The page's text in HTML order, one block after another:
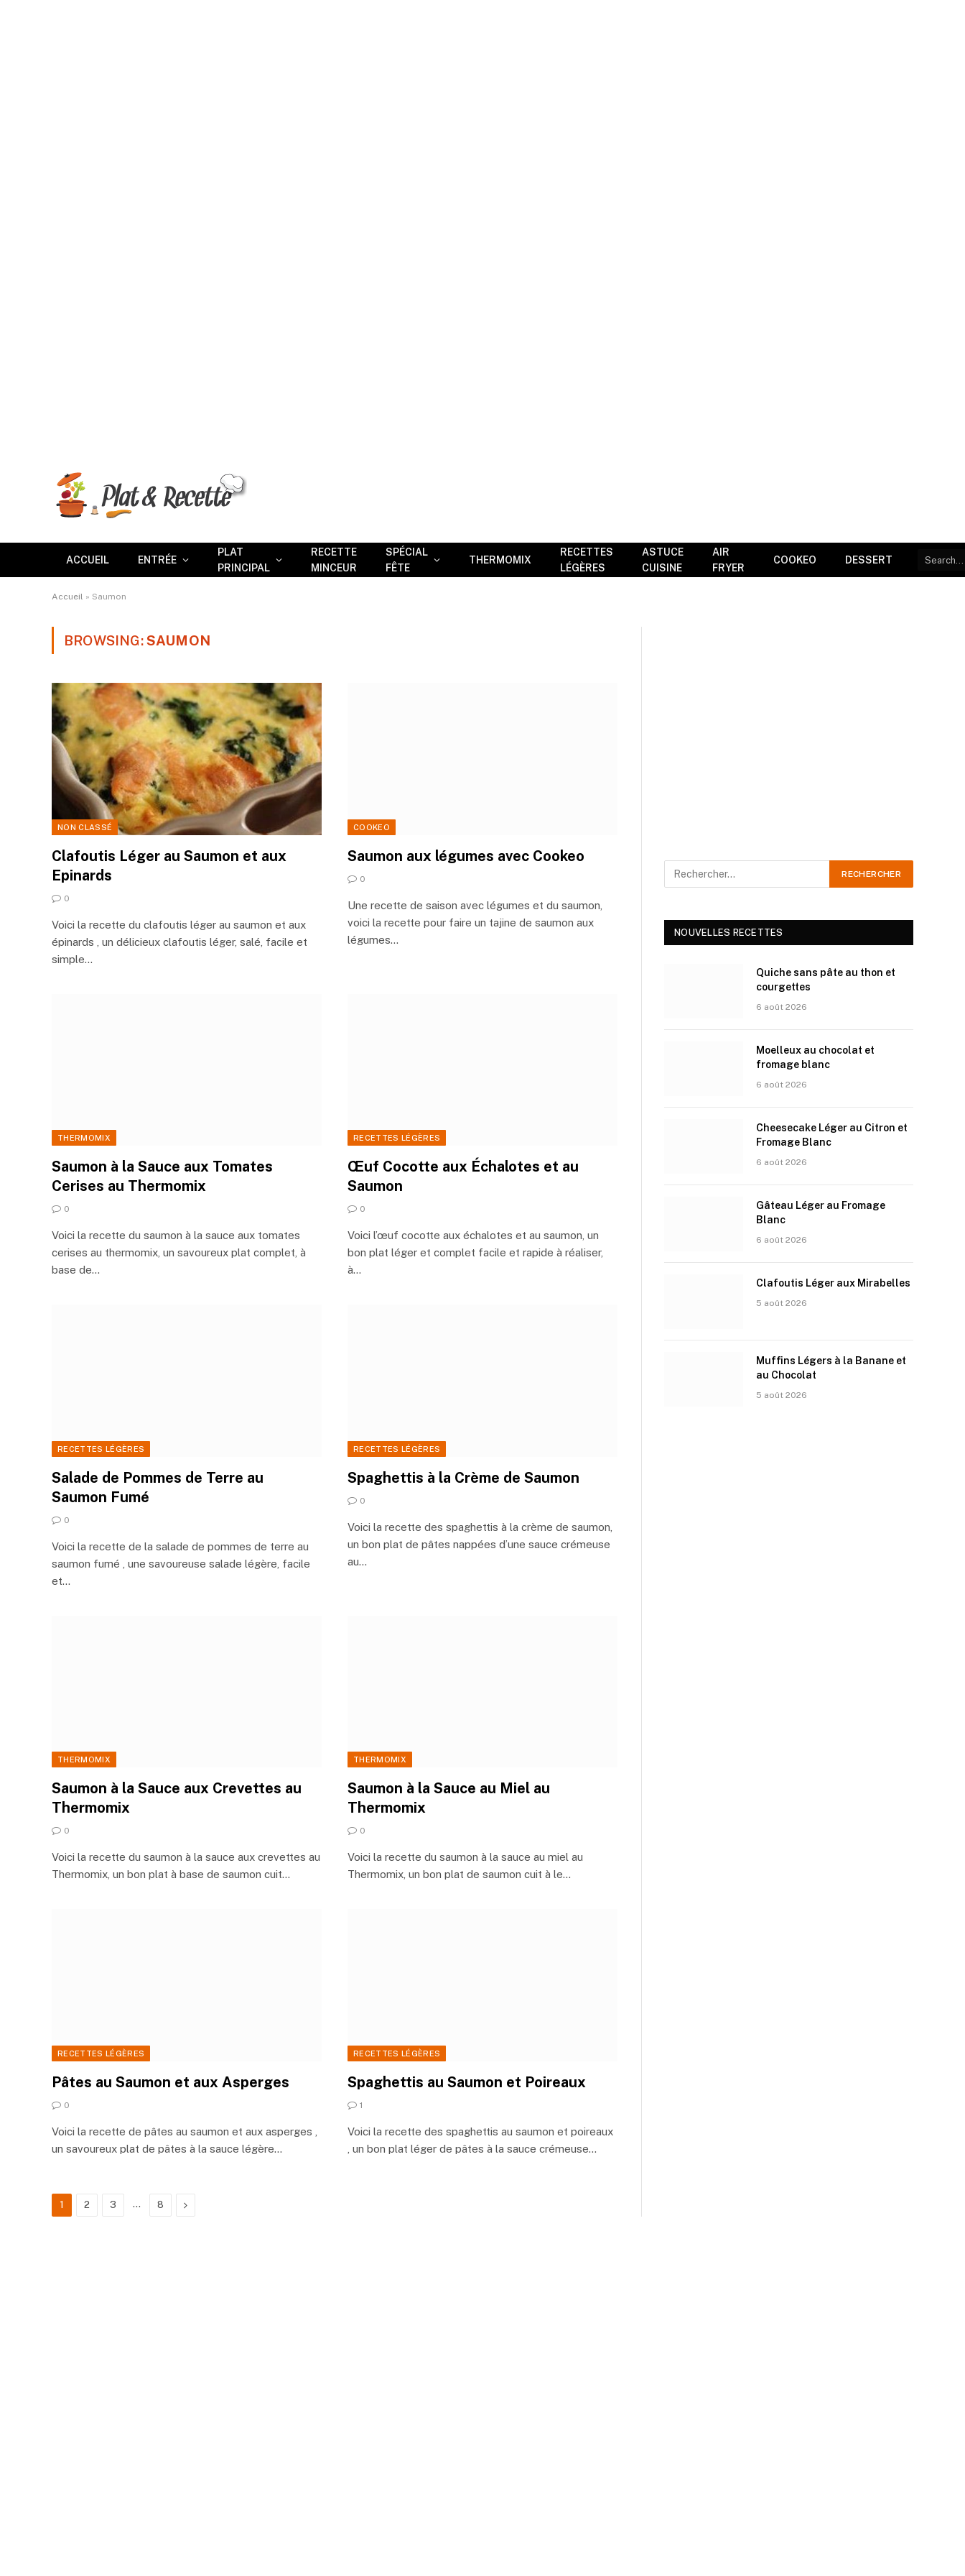
ACCUEIL ENTRÉE
PLAT
PRINCIPAL
RECETTE
MINCEUR
SPÉCIAL
FÊTE
THERMOMIX
RECETTES
LÉGÈRES
ASTUCE
CUISINE
AIR
FRYER
COOKEO DESSERT
Accueil » Saumon
BROWSING:SAUMON
NON CLASSÉ
Clafoutis Léger au Saumon et aux
Epinards
0
Voici la recette du clafoutis léger au saumon et aux
épinards , un délicieux clafoutis léger, salé, facile et
simple…
COOKEO
Saumon aux légumes avec Cookeo
0
Une recette de saison avec légumes et du saumon,
voici la recette pour faire un tajine de saumon aux
légumes…
THERMOMIX
Saumon à la Sauce aux Tomates
Cerises au Thermomix
0
Voici la recette du saumon à la sauce aux tomates
cerises au thermomix, un savoureux plat complet, à
base de…
RECETTES LÉGÈRES
Œuf Cocotte aux Échalotes et au
Saumon
0
Voici l’œuf cocotte aux échalotes et au saumon, un
bon plat léger et complet facile et rapide à réaliser,
à…
RECETTES LÉGÈRES
Salade de Pommes de Terre au
Saumon Fumé
0
Voici la recette de la salade de pommes de terre au
saumon fumé , une savoureuse salade légère, facile
et…
RECETTES LÉGÈRES
Spaghettis à la Crème de Saumon
0
Voici la recette des spaghettis à la crème de saumon,
un bon plat de pâtes nappées d’une sauce crémeuse
au…
THERMOMIX
Saumon à la Sauce aux Crevettes au
Thermomix
0
Voici la recette du saumon à la sauce aux crevettes au
Thermomix, un bon plat à base de saumon cuit…
THERMOMIX
Saumon à la Sauce au Miel au
Thermomix
0
Voici la recette du saumon à la sauce au miel au
Thermomix, un bon plat de saumon cuit à le…
RECETTES LÉGÈRES
Pâtes au Saumon et aux Asperges
0
Voici la recette de pâtes au saumon et aux asperges ,
un savoureux plat de pâtes à la sauce légère…
RECETTES LÉGÈRES
Spaghettis au Saumon et Poireaux
1
Voici la recette des spaghettis au saumon et poireaux
, un bon plat léger de pâtes à la sauce crémeuse…
1 2 3 … 8 Next
NOUVELLES RECETTES
Quiche sans pâte au thon et
courgettes
6 août 2026
Moelleux au chocolat et
fromage blanc
6 août 2026
Cheesecake Léger au Citron et
Fromage Blanc
6 août 2026
Gâteau Léger au Fromage
Blanc
6 août 2026
Clafoutis Léger aux Mirabelles
5 août 2026
Muffins Légers à la Banane et
au Chocolat
5 août 2026